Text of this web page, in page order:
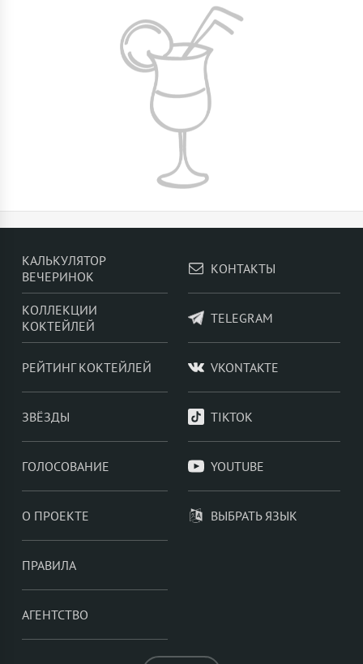
КАЛЬКУЛЯТОР
ВЕЧЕРИНОК
КОЛЛЕКЦИИ
КОКТЕЙЛЕЙ
РЕЙТИНГ КОКТЕЙЛЕЙ
ЗВЁЗДЫ
ГОЛОСОВАНИЕ
О ПРОЕКТЕ
ПРАВИЛА
АГЕНТСТВО
КОНТАКТЫ
TELEGRAM
VKONTAKTE
TIKTOK
YOUTUBE
ВЫБРАТЬ ЯЗЫК